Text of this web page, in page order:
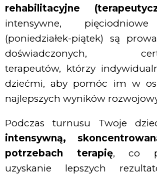
rehabilitacyjne
intensywne,
(poniedziałek-piątek) są
doświadczonych,
terapeutów, którzy
dziećmi, aby pomóc im w
najlepszych wyników
Podczas turnusu Twoje
intensywną,
potrzebach terapię, co
uzyskanie lepszych